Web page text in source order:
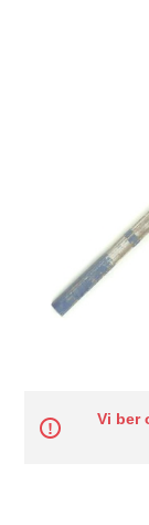
Vi ber